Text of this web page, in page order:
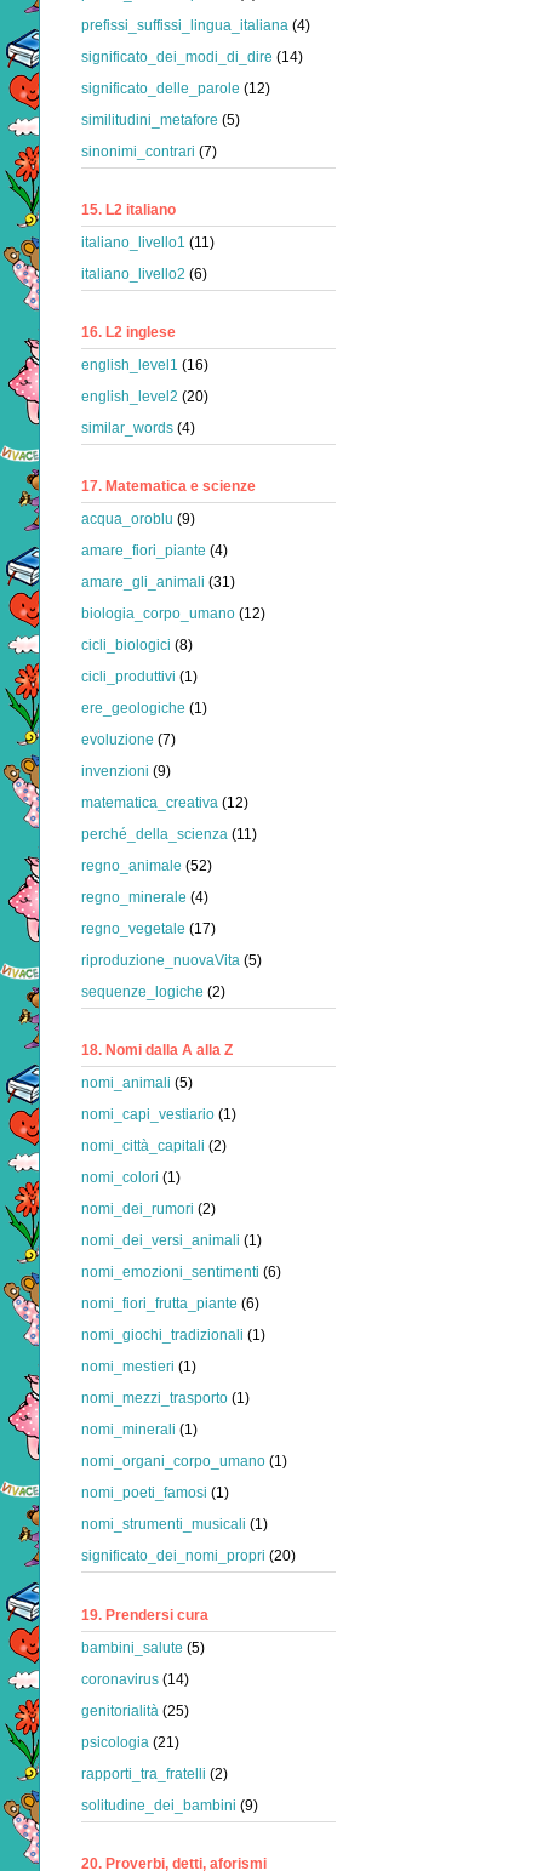
prefissi_suffissi_lingua_italiana (4)
significato_dei_modi_di_dire (14)
significato_delle_parole (12)
similitudini_metafore (5)
sinonimi_contrari (7)
15. L2 italiano
italiano_livello1 (11)
italiano_livello2 (6)
16. L2 inglese
english_level1 (16)
english_level2 (20)
similar_words (4)
17. Matematica e scienze
acqua_oroblu (9)
amare_fiori_piante (4)
amare_gli_animali (31)
biologia_corpo_umano (12)
cicli_biologici (8)
cicli_produttivi (1)
ere_geologiche (1)
evoluzione (7)
invenzioni (9)
matematica_creativa (12)
perché_della_scienza (11)
regno_animale (52)
regno_minerale (4)
regno_vegetale (17)
riproduzione_nuovaVita (5)
sequenze_logiche (2)
18. Nomi dalla A alla Z
nomi_animali (5)
nomi_capi_vestiario (1)
nomi_città_capitali (2)
nomi_colori (1)
nomi_dei_rumori (2)
nomi_dei_versi_animali (1)
nomi_emozioni_sentimenti (6)
nomi_fiori_frutta_piante (6)
nomi_giochi_tradizionali (1)
nomi_mestieri (1)
nomi_mezzi_trasporto (1)
nomi_minerali (1)
nomi_organi_corpo_umano (1)
nomi_poeti_famosi (1)
nomi_strumenti_musicali (1)
significato_dei_nomi_propri (20)
19. Prendersi cura
bambini_salute (5)
coronavirus (14)
genitorialità (25)
psicologia (21)
rapporti_tra_fratelli (2)
solitudine_dei_bambini (9)
20. Proverbi, detti, aforismi